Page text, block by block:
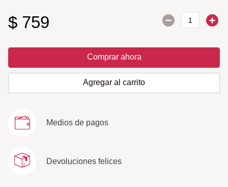
$ 759
Comprar ahora
Agregar al carrito
Medios de pagos
Devoluciones felices